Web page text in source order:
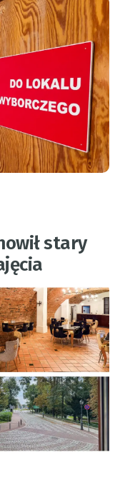
stary